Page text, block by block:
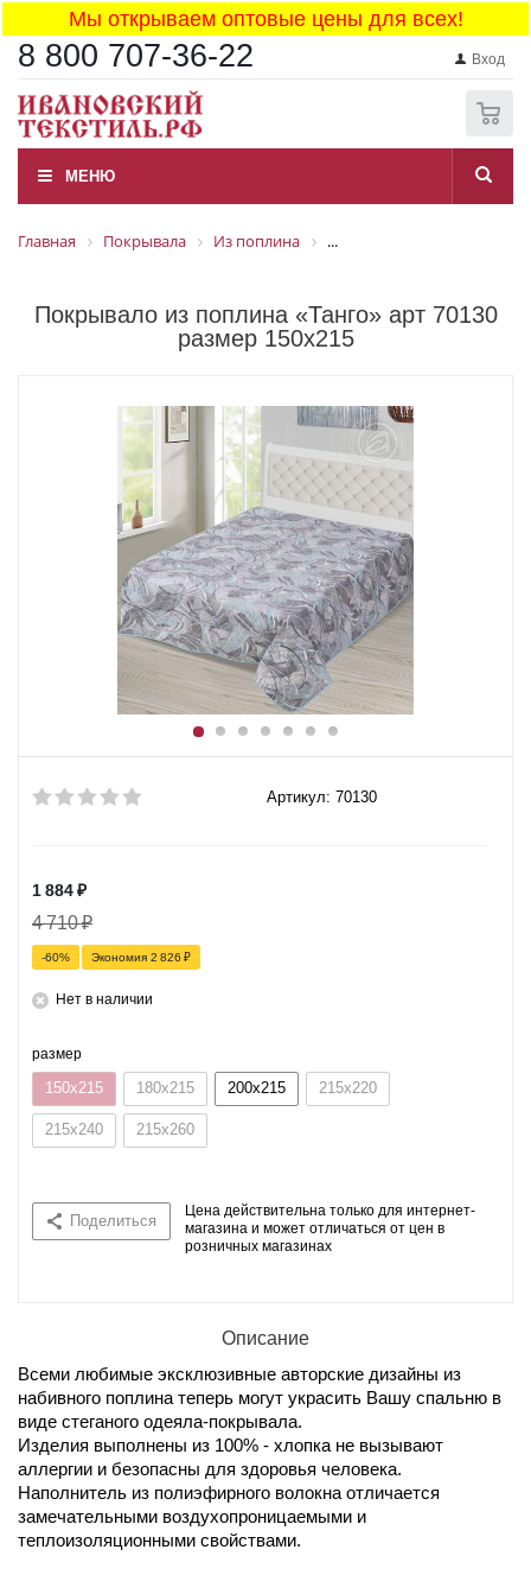
Мы открываем оптовые цены для всех!
8 800 707-36-22 Вход
МЕНЮ
Главная Покрывала Из поплина ...
Покрывало из поплина «Танго» арт 70130
размер 150x215
Артикул: 70130
1 884₽
4 710₽
-60% Экономия 2 826 ₽
Нет в наличии
размер
150x215 180x215 200x215 215x220
215x240 215x260
Поделиться
Цена действительна только для интернет-
магазина и может отличаться от цен в
розничных магазинах
Описание
Всеми любимые эксклюзивные авторские дизайны из
набивного поплина теперь могут украсить Вашу спальню в
виде стеганого одеяла-покрывала.
Изделия выполнены из 100% - хлопка не вызывают
аллергии и безопасны для здоровья человека.
Наполнитель из полиэфирного волокна отличается
замечательными воздухопроницаемыми и
теплоизоляционными свойствами.